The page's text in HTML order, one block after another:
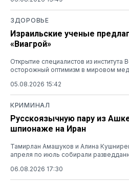
ЗДОРОВЬЕ
Израильские ученые
«Виагрой»
Открытие специалистов из института
осторожный оптимизм в мировом
05.08.2026 15:42
КРИМИНАЛ
Русскоязычную пару из
шпионаже на Иран
Тамирлан Амашуков и Алина
апреля по июль собирали
06.08.2026 17:30